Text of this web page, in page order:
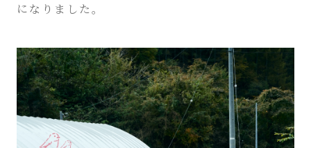
になりました。